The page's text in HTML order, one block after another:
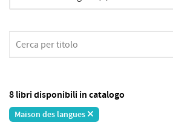
8 libri disponibili in catalogo
Maison des langues